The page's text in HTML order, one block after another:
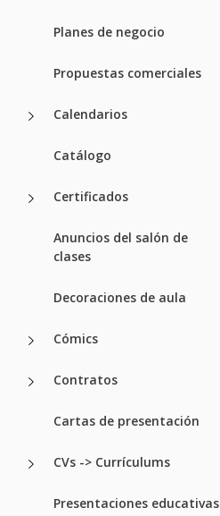
Planes de negocio
Propuestas comerciales
Calendarios
Catálogo
Certificados
Anuncios del salón de
clases
Decoraciones de aula
Cómics
Contratos
Cartas de presentación
CVs -> Currículums
Presentaciones educativas